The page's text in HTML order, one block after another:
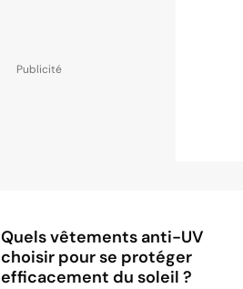
Quels vêtements anti-UV
choisir pour se protéger
efficacement du soleil ?